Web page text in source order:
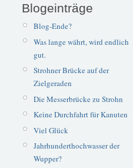
Blogeinträge
Blog-Ende?
Was lange währt, wird endlich
gut.
Strohner Brücke auf der
Zielgeraden
Die Messerbrücke zu Strohn
Keine Durchfahrt für Kanuten
Viel Glück
Jahrhunderthochwasser der
Wupper?